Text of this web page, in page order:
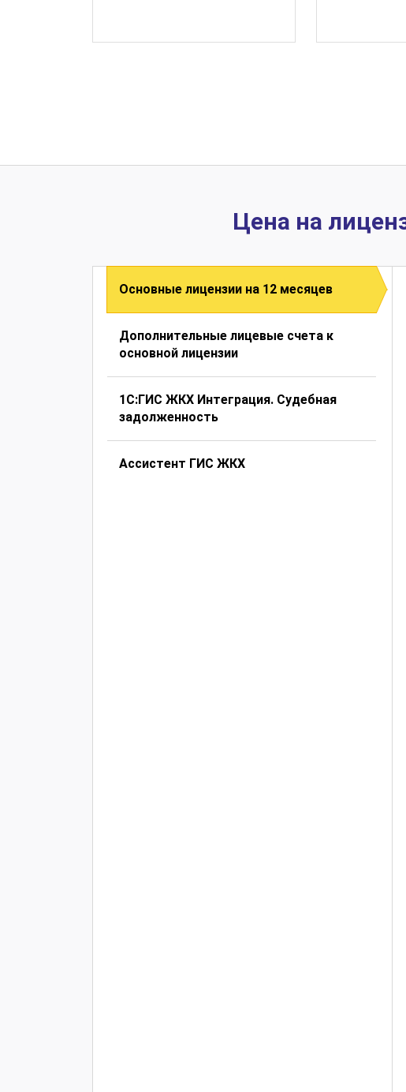
Цена на
Основные лицензии на 12 месяцев
Дополнительные лицевые счета к
основной лицензии
1С:ГИС ЖКХ Интеграция. Судебная
задолженность
Ассистент ГИС ЖКХ